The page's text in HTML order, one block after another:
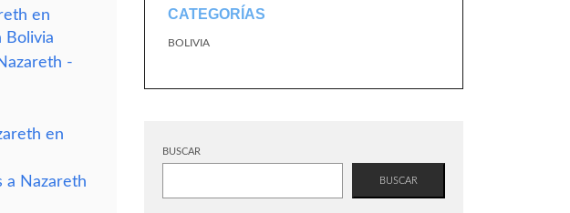
en
Bolivia
-
en
a Nazareth
CATEGORÍAS
BOLIVIA
BUSCAR
BUSCAR